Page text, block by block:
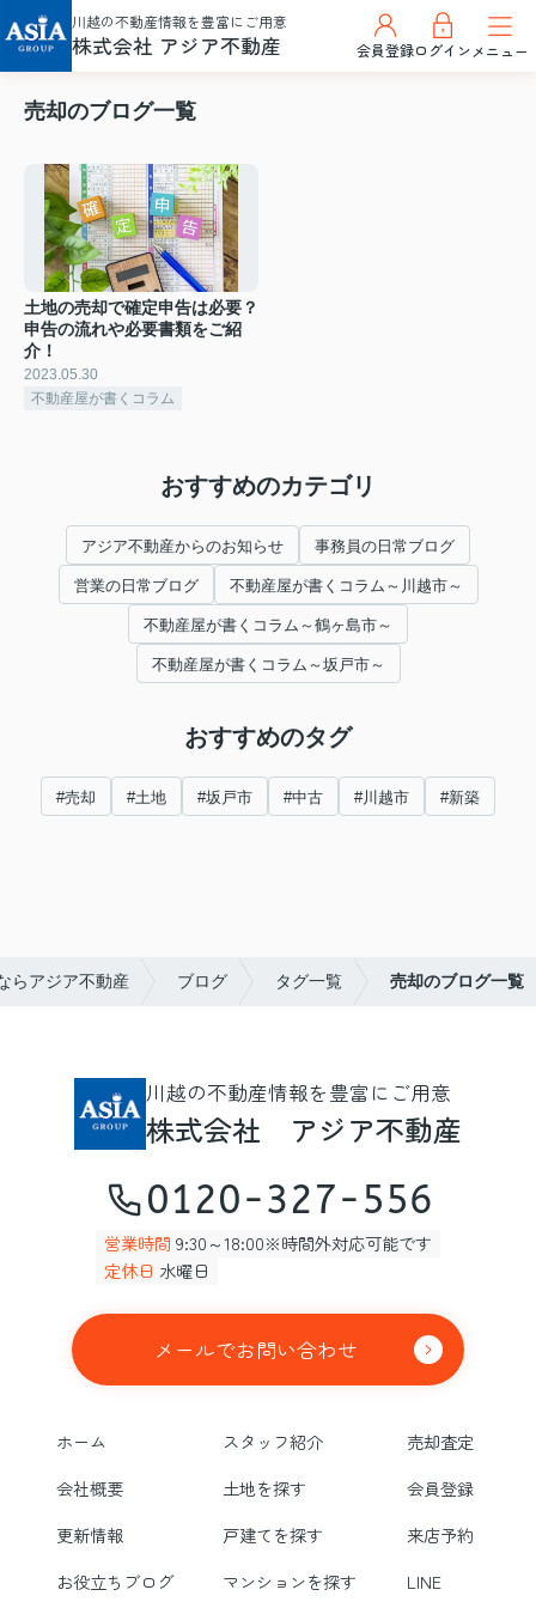
川越の不動産情報を豊富にご用意
株式会社 アジア不動産 会員登録ログインメニュー
売却のブログ一覧
土地の売却で確定申告は必要？
申告の流れや必要書類をご紹
介！
2023.05.30
不動産屋が書くコラム
おすすめのカテゴリ
アジア不動産からのお知らせ 事務員の日常ブログ
営業の日常ブログ 不動産屋が書くコラム～川越市～
不動産屋が書くコラム～鶴ヶ島市～
不動産屋が書くコラム～坂戸市～
おすすめのタグ
#売却 #土地 #坂戸市 #中古 #川越市 #新築
らアジア不動産 ブログ タグ一覧 売却のブログ一覧
川越の不動産情報を豊富にご用意
株式会社 アジア不動産
0120-327-556
営業時間 9:30～18:00※時間外対応可能です
定休日 水曜日
メールでお問い合わせ
ホーム スタッフ紹介
売却査定
会社概要
土地を探す
会員登録
更新情報
戸建てを探す
来店予約
お役立ちブログ
マンションを探す LINE